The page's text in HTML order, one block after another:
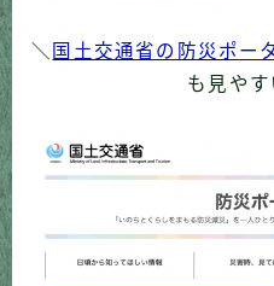
＼ 国土交通省の防災ポー
も見や